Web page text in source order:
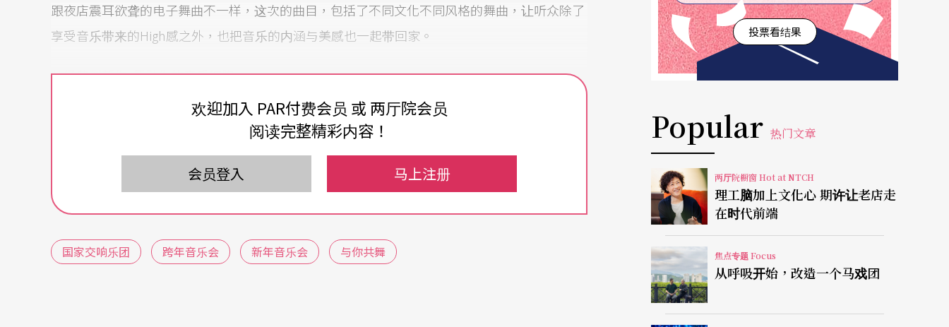
跟夜店震耳欲聋的电子舞曲不一样，这次的曲目，包括了不同文化不同风格的舞曲，让听众除了
享受音乐带来的High感之外，也把音乐的内涵与美感也一起带回家。
从经典到新作舞动你的音乐细胞
今年跨年音乐会所要演出的曲目，包括德弗札克《斯拉夫舞曲》的选粹。《斯拉夫舞曲》包含了
十六首短曲，原本是写给钢琴四手联弹，后来由德弗札克自己编成管弦乐曲，管弦乐的版本，更
将斯拉夫舞曲的节奏层次表现得更明显。曲目还有伯恩斯坦「选自《西城故事》的交响舞曲」，
不要误会喔！这一组曲目并没有出现在音乐剧《西城故事》里，而是伯恩斯坦自己将音乐剧《西
城故事》里的音乐，拿出来重新写一套给管弦乐团演奏的组曲，因此在《西城故事》里，大家所
熟悉的旋律和片段，都会在这一套组曲里面以崭新的味道呈现，包括令人肩膀忍不住扭动的「曼
波舞」、「恰恰」，当然也一定有令人忍不住哼唱的动人爱情旋律，光是一套组曲里面就有多种
欢迎加入 PAR付费会员 或 两厅院会员
阅读完整精彩内容！
会员登入 马上注册
国家交响乐团 跨年音乐会 新年音乐会 与你共舞
投票看结果
Popular 热门文章
两厅院橱窗 Hot at NTCH
理工脑加上文化心 期许让老店走
在时代前端
焦点专题 Focus
从呼吸开始，改造一个马戏团